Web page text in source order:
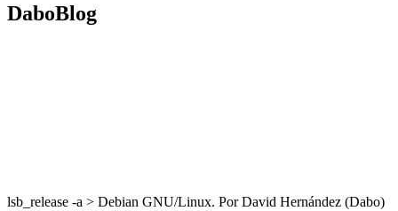
DaboBlog
lsb_release -a > Debian GNU/Linux. Por David Hernández (Dabo)